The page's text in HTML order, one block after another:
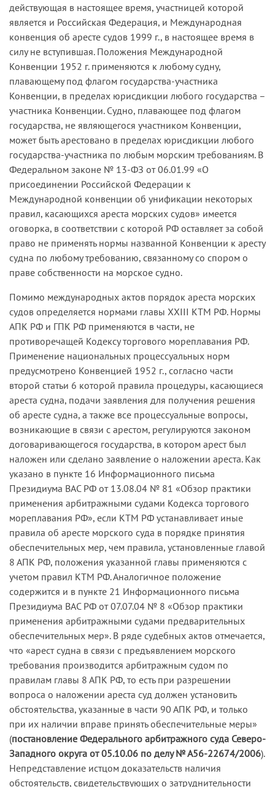
действующая в настоящее время, участницей которой
является и Российская Федерация, и Международная
конвенция об аресте судов 1999 г., в настоящее время в
силу не вступившая. Положения Международной
Конвенции 1952 г. применяются к любому судну,
плавающему под флагом государства-участника
Конвенции, в пределах юрисдикции любого государства –
участника Конвенции. Судно, плавающее под флагом
государства, не являющегося участником Конвенции,
может быть арестовано в пределах юрисдикции любого
государства-участника по любым морским требованиям. В
Федеральном законе № 13-ФЗ от 06.01.99 «О
присоединении Российской Федерации к
Международной конвенции об унификации некоторых
правил, касающихся ареста морских судов» имеется
оговорка, в соответствии с которой РФ оставляет за собой
право не применять нормы названной Конвенции к аресту
судна по любому требованию, связанному со спором о
праве собственности на морское судно.
Помимо международных актов порядок ареста морских
судов определяется нормами главы XXIII КТМ РФ. Нормы
АПК РФ и ГПК РФ применяются в части, не
противоречащей Кодексу торгового мореплавания РФ.
Применение национальных процессуальных норм
предусмотрено Конвенцией 1952 г., согласно части
второй статьи 6 которой правила процедуры, касающиеся
ареста судна, подачи заявления для получения решения
об аресте судна, а также все процессуальные вопросы,
возникающие в связи с арестом, регулируются законом
договаривающегося государства, в котором арест был
наложен или сделано заявление о наложении ареста. Как
указано в пункте 16 Информационного письма
Президиума ВАС РФ от 13.08.04 № 81 «Обзор практики
применения арбитражными судами Кодекса торгового
мореплавания РФ», если КТМ РФ устанавливает иные
правила об аресте морского суда в порядке принятия
обеспечительных мер, чем правила, установленные главой
8 АПК РФ, положения указанной главы применяются с
учетом правил КТМ РФ. Аналогичное положение
содержится и в пункте 21 Информационного письма
Президиума ВАС РФ от 07.07.04 № 8 «Обзор практики
применения арбитражными судами предварительных
обеспечительных мер». В ряде судебных актов отмечается,
что «арест судна в связи с предъявлением морского
требования производится арбитражным судом по
правилам главы 8 АПК РФ, то есть при разрешении
вопроса о наложении ареста суд должен установить
обстоятельства, указанные в части 90 АПК РФ, и только
при их наличии вправе принять обеспечительные меры»
(постановление Федерального арбитражного суда Северо-
Западного округа от 05.10.06 по делу № А56-22674/2006).
Непредставление истцом доказательств наличия
обстоятельств, свидетельствующих о затруднительности